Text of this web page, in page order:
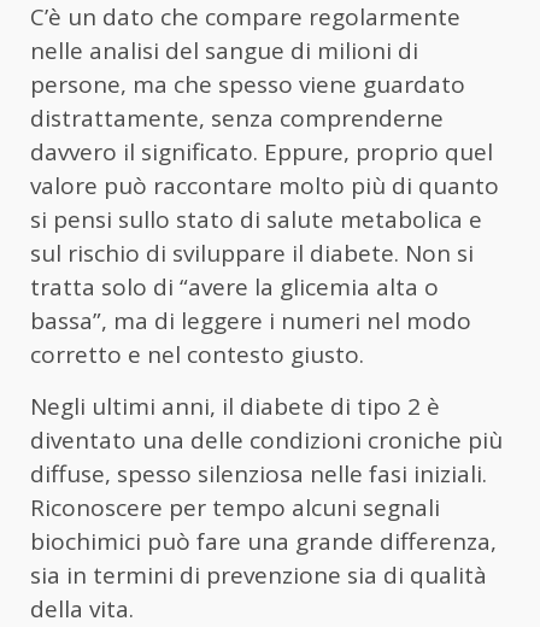
C’è un dato che compare regolarmente
nelle analisi del sangue di milioni di
persone, ma che spesso viene guardato
distrattamente, senza comprenderne
davvero il significato. Eppure, proprio quel
valore può raccontare molto più di quanto
si pensi sullo stato di salute metabolica e
sul rischio di sviluppare il diabete. Non si
tratta solo di “avere la glicemia alta o
bassa”, ma di leggere i numeri nel modo
corretto e nel contesto giusto.
Negli ultimi anni, il diabete di tipo 2 è
diventato una delle condizioni croniche più
diffuse, spesso silenziosa nelle fasi iniziali.
Riconoscere per tempo alcuni segnali
biochimici può fare una grande differenza,
sia in termini di prevenzione sia di qualità
della vita.